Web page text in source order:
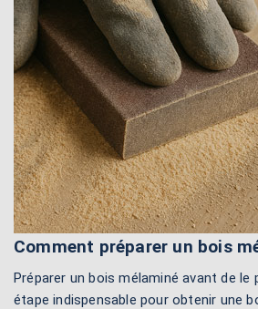
Comment préparer un bois
Préparer un bois mélaminé avant de le
étape indispensable pour obtenir une